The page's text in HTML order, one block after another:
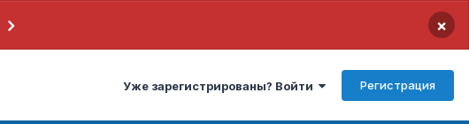
×
Уже зарегистрированы? Войти Регистрация